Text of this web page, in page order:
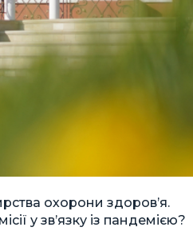
охорони здоров’я.
у зв’язку із пандемією?